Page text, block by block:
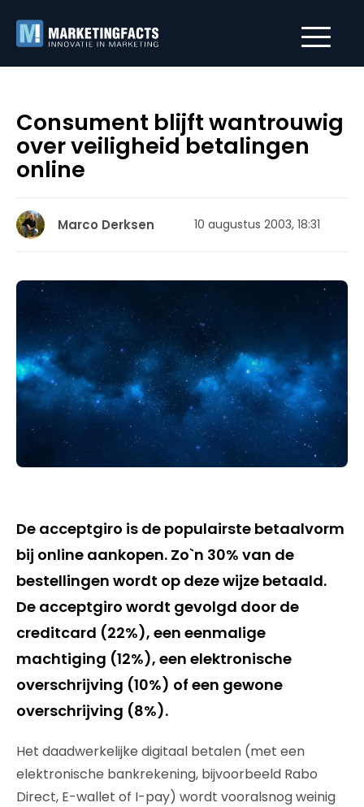
Consument blijft wantrouwig
over veiligheid betalingen
online
Marco Derksen 10 augustus 2003, 18:31
De acceptgiro is de populairste betaalvorm
bij online aankopen. Zo`n 30% van de
bestellingen wordt op deze wijze betaald.
De acceptgiro wordt gevolgd door de
creditcard (22%), een eenmalige
machtiging (12%), een elektronische
overschrijving (10%) of een gewone
overschrijving (8%).
Het daadwerkelijke digitaal betalen (met een
elektronische bankrekening, bijvoorbeeld Rabo
Direct, E-wallet of I-pay) wordt vooralsnog weinig